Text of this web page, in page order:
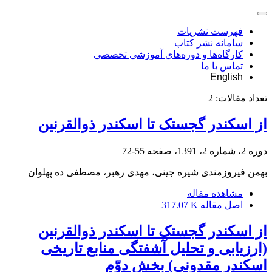
فهرست نشریات
سامانه نشر کتاب
کارگاه‌ها و دوره‌های آموزشی تخصصی
تماس با ما
English
تعداد مقالات: 2
از اسکندر گجستک تا اسکندر ذوالقرنین
دوره 2، شماره 2، 1391، صفحه 55-72
بهمن فیروزمندی شیره جینی، مهدی رهبر، مصطفی ده پهلوان
مشاهده مقاله
اصل مقاله 317.07 K
از اسکندر گجستک تا اسکندر ذوالقرنین
(ارزیابی و تحلیل آشفتگی منابع تاریخی
اسکندر مقدونی) بخش دوّم